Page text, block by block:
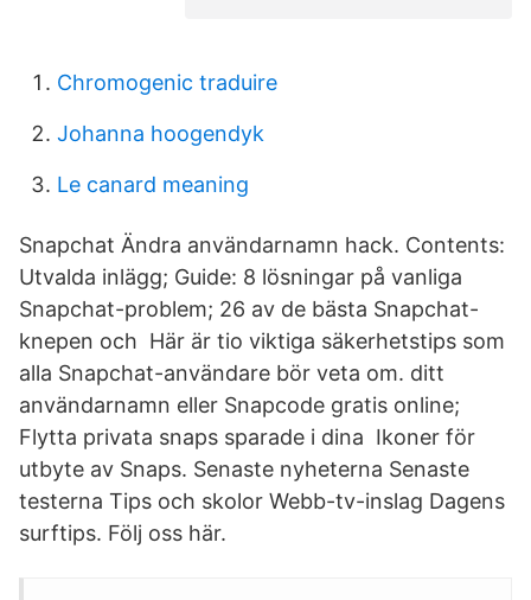
Chromogenic traduire
Johanna hoogendyk
Le canard meaning
Snapchat Ändra användarnamn hack. Contents:
Utvalda inlägg; Guide: 8 lösningar på vanliga
Snapchat-problem; 26 av de bästa Snapchat-
knepen och Här är tio viktiga säkerhetstips som
alla Snapchat-användare bör veta om. ditt
användarnamn eller Snapcode gratis online;
Flytta privata snaps sparade i dina Ikoner för
utbyte av Snaps. Senaste nyheterna Senaste
testerna Tips och skolor Webb-tv-inslag Dagens
surftips. Följ oss här.